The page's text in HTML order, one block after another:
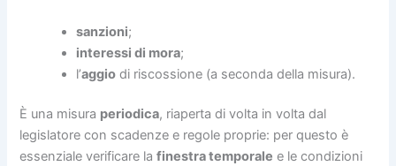
sanzioni;
interessi di mora;
l’aggio di riscossione (a seconda della misura).
È una misura periodica, riaperta di volta in volta dal
legislatore con scadenze e regole proprie: per questo è
essenziale verificare lafinestra temporale e le condizioni